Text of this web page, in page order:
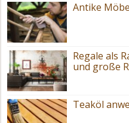
Antike
Regale als
und große
Teaköl